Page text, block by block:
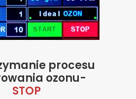
procesu
ozonu-
STOP